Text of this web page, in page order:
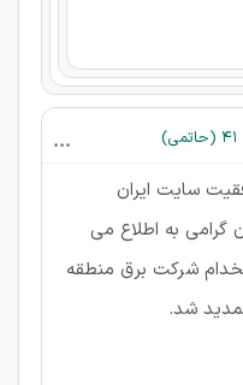
سایت ایران
گرامی به اطلاع می
شرکت برق منطقه
شد.